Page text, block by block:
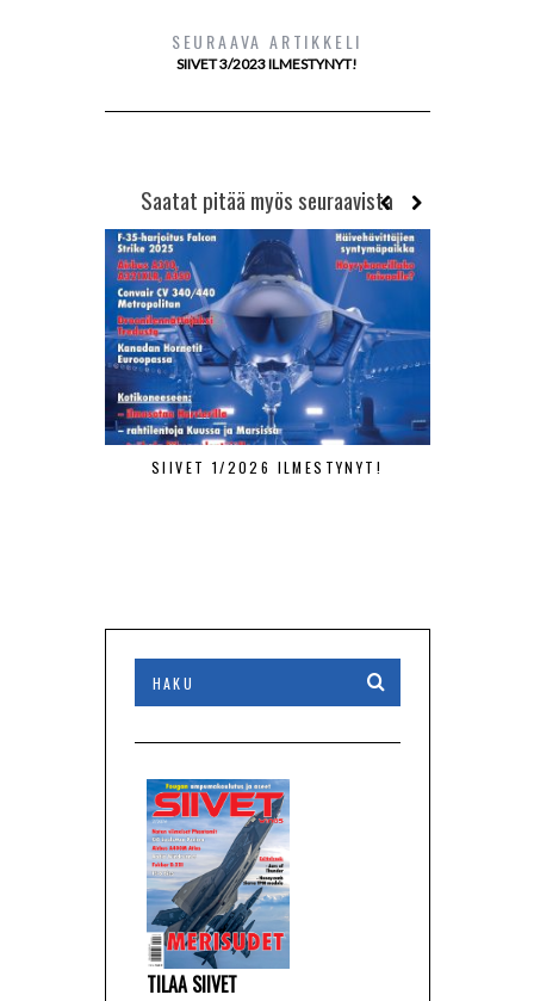
SEURAAVA ARTIKKELI
SIIVET 3/2023 ILMESTYNYT!
Saatat pitää myös seuraavista
SIIVET 1/2026 ILMESTYNYT!
TILAA SIIVET